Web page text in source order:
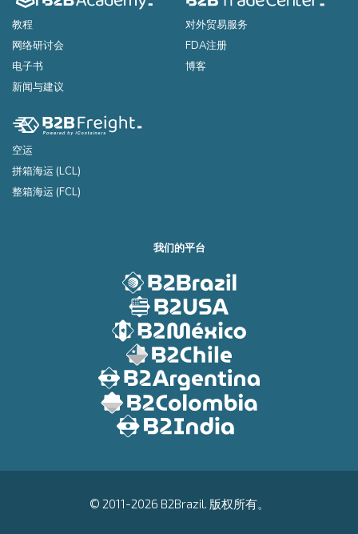
教程
网络研讨会
电子书
新闻与建议
对外贸易服务
FDA注册
博客
空运
拼箱海运 (LCL)
整箱海运 (FCL)
我们的平台
© 2011-2026 B2Brazil. 版权所有。